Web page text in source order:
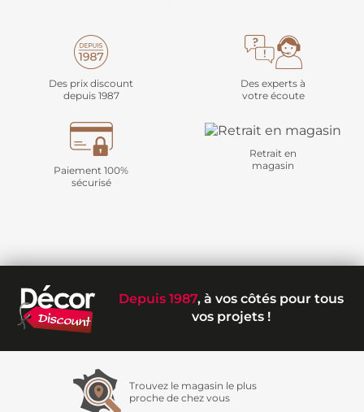
Des prix discount
depuis 1987
Des experts à
votre écoute
Paiement 100%
sécurisé
Retrait en
magasin
Depuis 1987, à vos côtés pour tous
vos projets !
Trouvez le magasin le plus
proche de chez vous